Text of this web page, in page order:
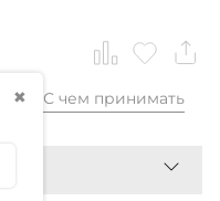
✖ С чем принимать